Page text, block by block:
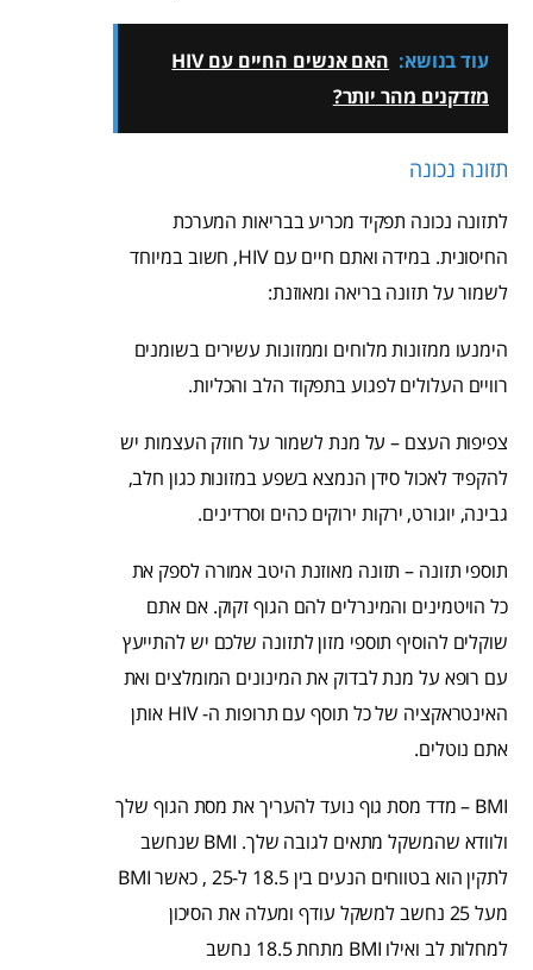
עוד בנושא:
האם אנשים החיים עם HIV
מזדקנים מהר יותר?
תזונה נכונה
לתזונה נכונה תפקיד מכריע בבריאות המערכת
החיסונית. במידה ואתם חיים עם HIV, חשוב במיוחד
לשמור על תזונה בריאה ומאוזנת:
הימנעו ממזונות מלוחים וממזונות עשירים בשומנים
רוויים העלולים לפגוע בתפקוד הלב והכליות.
צפיפות העצם – על מנת לשמור על חוזק העצמות יש
להקפיד לאכול סידן הנמצא בשפע במזונות כגון חלב,
גבינה, יוגורט, ירקות ירוקים כהים וסרדינים.
תוספי תזונה – תזונה מאוזנת היטב אמורה לספק את
כל הויטמינים והמינרלים להם הגוף זקוק. אם אתם
שוקלים להוסיף תוספי מזון לתזונה שלכם יש להתייעץ
עם רופא על מנת לבדוק את המינונים המומלצים ואת
האינטראקציה של כל תוסף עם תרופות ה- HIV אותן
אתם נוטלים.
BMI – מדד מסת גוף נועד להעריך את מסת הגוף שלך
ולוודא שהמשקל מתאים לגובה שלך. BMI שנחשב
לתקין הוא בטווחים הנעים בין 18.5 ל-25 , כאשר BMI
מעל 25 נחשב למשקל עודף ומעלה את הסיכון
למחלות לב ואילו BMI מתחת 18.5 נחשב